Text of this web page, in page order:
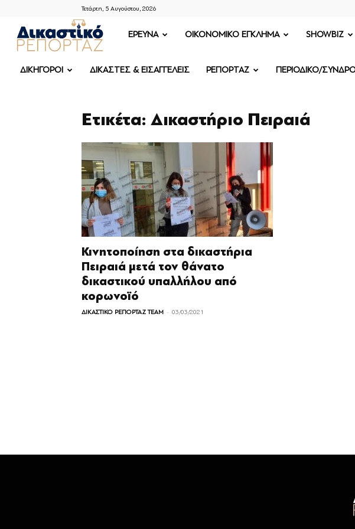
Τετάρτη, 5 Αυγούστου, 2026
ΔΙΚΑΣΤΙΚΟ
ΡΕΠΟΡΤΑΖ
ΕΡΕΥΝΑ OIKONOMIKO ΕΓΚΛΗΜΑ SHOWBIZ
ΔΙΚΗΓΟΡΟΙ ΔΙΚΑΣΤΕΣ & ΕΙΣΑΓΓΕΛΕΙΣ ΡΕΠΟΡΤΑΖ ΠΕΡΙΟΔΙΚΟ/
Ετικέτα: Δικαστήριο Πειραιά
Κινητοποίηση στα δικαστήρια
Πειραιά μετά τον θάνατο
δικαστικού υπαλλήλου από
κορωνοϊό
ΔΙΚΑΣΤΙΚΟ ΡΕΠΟΡΤΑΖ TEAM - 03/03/2021